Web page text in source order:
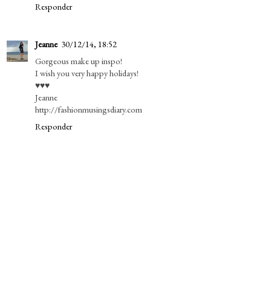
Responder
Jeanne 30/12/14, 18:52
Gorgeous make up inspo!
I wish you very happy holidays!
♥♥♥
Jeanne
http://fashionmusingsdiary.com
Responder